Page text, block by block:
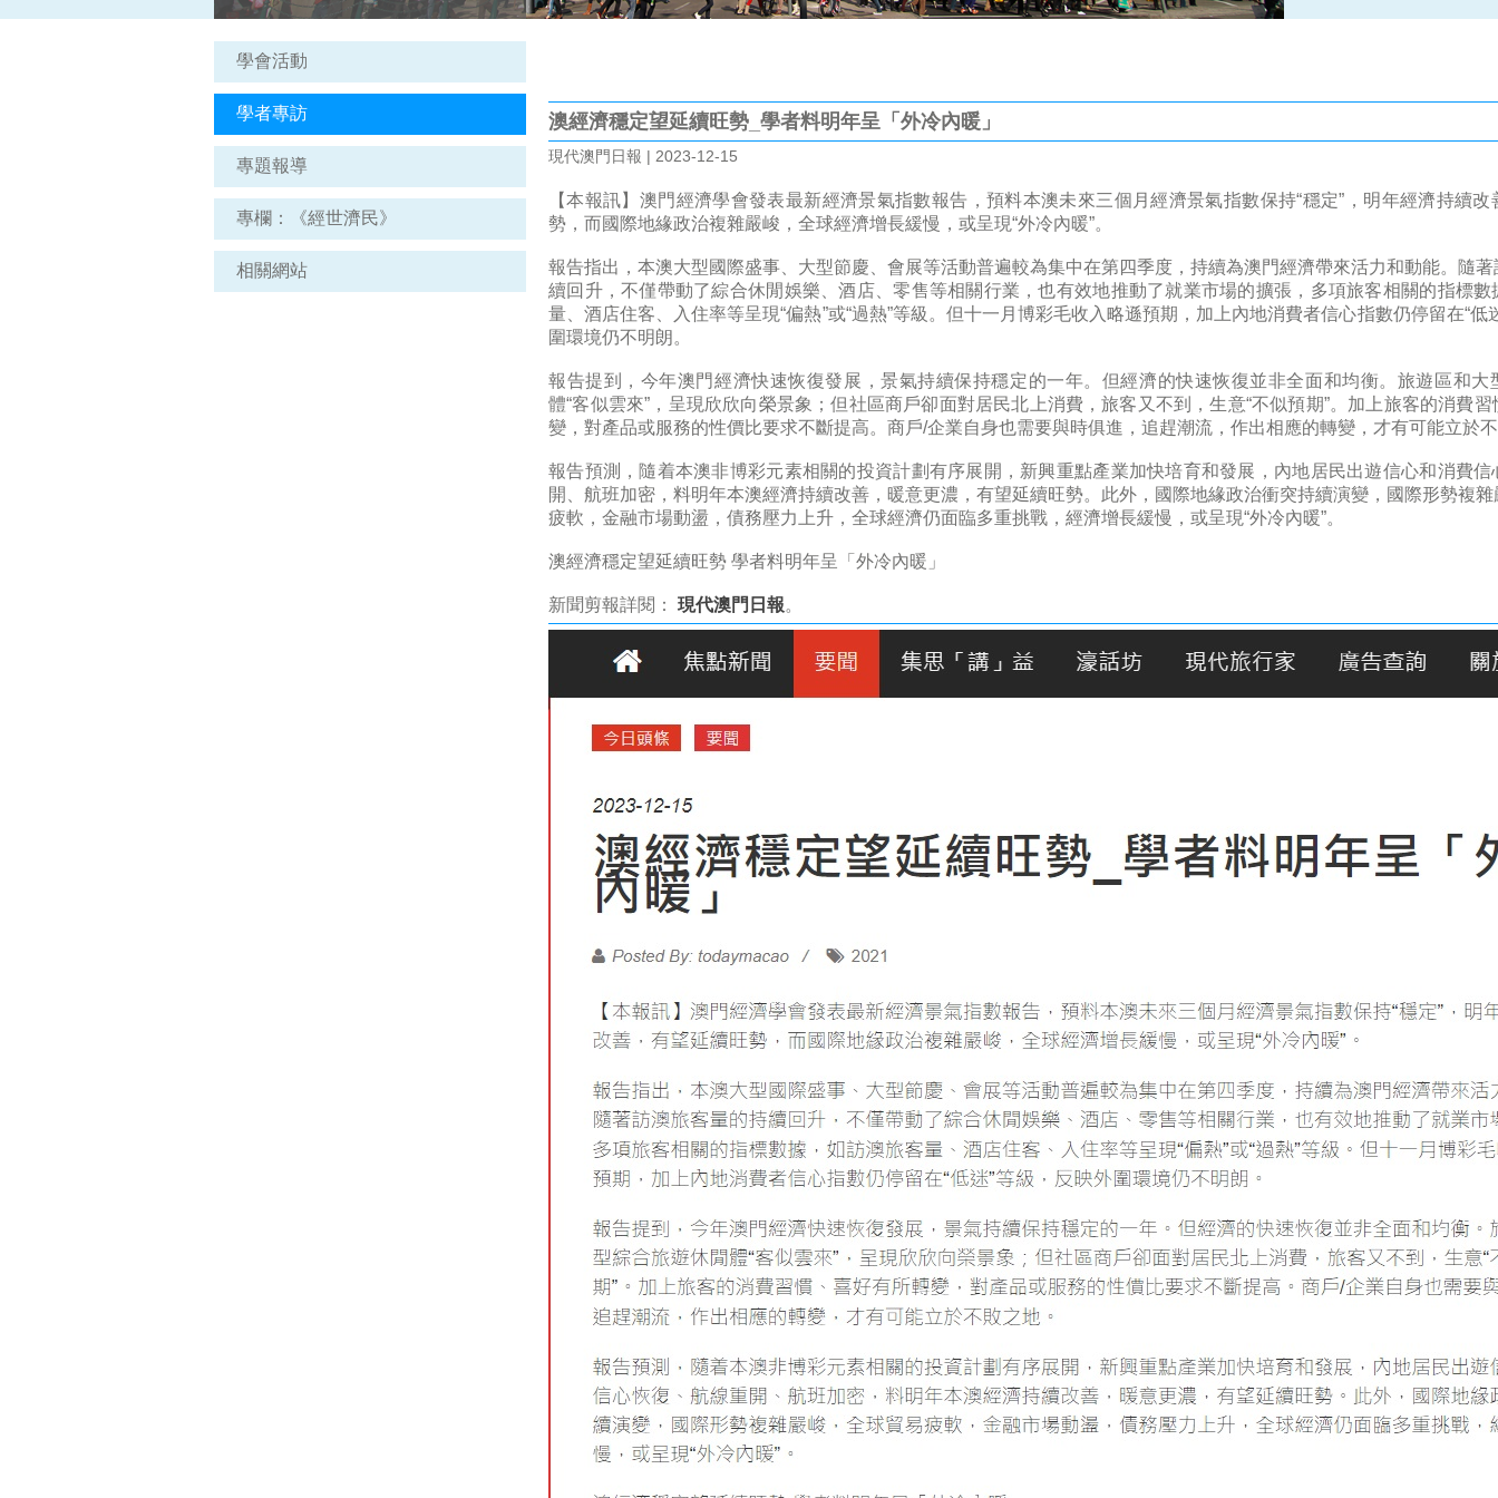
學會活動
學者專訪
專題報導
專欄：《經世濟民》
相關網站
澳經濟穩定望延續旺勢_學者料明年呈「外冷內暖」
現代澳門日報 | 2023-12-15
【本報訊】澳門經濟學會發表最新經濟景氣指數報告，預料本澳未來三個月經濟景氣指數保持“穩定”，明年經濟持續
勢，而國際地緣政治複雜嚴峻，全球經濟增長緩慢，或呈現“外冷內暖”。
報告指出，本澳大型國際盛事、大型節慶、會展等活動普遍較為集中在第四季度，持續為澳門經濟帶來活力和動能。隨
續回升，不僅帶動了綜合休閒娛樂、酒店、零售等相關行業，也有效地推動了就業市場的擴張，多項旅客相關的指標數
量、酒店住客、入住率等呈現“偏熱”或“過熱”等級。但十一月博彩毛收入略遜預期，加上內地消費者信心指數仍停留在“低
圍環境仍不明朗。
報告提到，今年澳門經濟快速恢復發展，景氣持續保持穩定的一年。但經濟的快速恢復並非全面和均衡。旅遊區和大
體“客似雲來”，呈現欣欣向榮景象；但社區商戶卻面對居民北上消費，旅客又不到，生意“不似預期”。加上旅客的消費
變，對產品或服務的性價比要求不斷提高。商戶/企業自身也需要與時俱進，追趕潮流，作出相應的轉變，才有可能立於
報告預測，隨着本澳非博彩元素相關的投資計劃有序展開，新興重點產業加快培育和發展，內地居民出遊信心和消費信
開、航班加密，料明年本澳經濟持續改善，暖意更濃，有望延續旺勢。此外，國際地緣政治衝突持續演變，國際形勢複
疲軟，金融市場動盪，債務壓力上升，全球經濟仍面臨多重挑戰，經濟增長緩慢，或呈現“外冷內暖”。
澳經濟穩定望延續旺勢 學者料明年呈「外冷內暖」
新聞剪報詳閱： 現代澳門日報。